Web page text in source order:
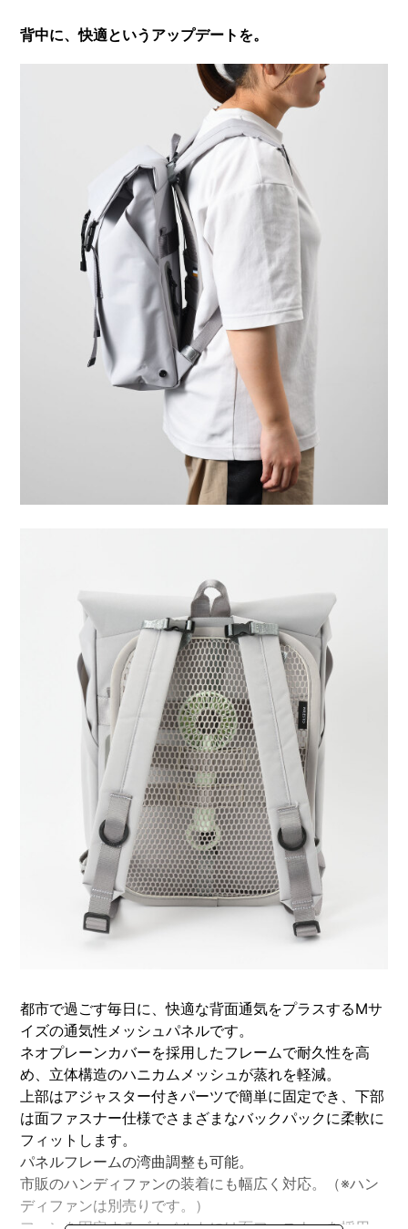
背中に、快適というアップデートを。
都市で過ごす毎日に、快適な背面通気をプラスするMサ
イズの通気性メッシュパネルです。
ネオプレーンカバーを採用したフレームで耐久性を高
め、立体構造のハニカムメッシュが蒸れを軽減。
上部はアジャスター付きパーツで簡単に固定でき、下部
は面ファスナー仕様でさまざまなバックパックに柔軟に
フィットします。
パネルフレームの湾曲調整も可能。
市販のハンディファンの装着にも幅広く対応。（※ハン
ディファンは別売りです。）